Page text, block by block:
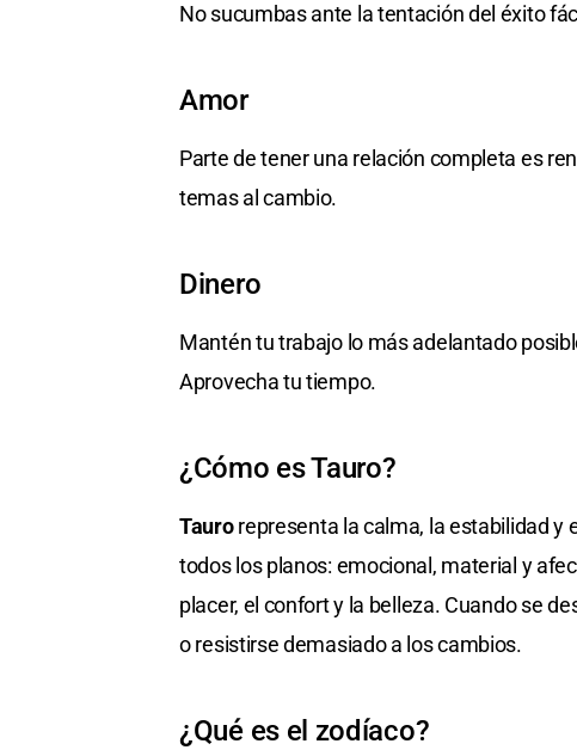
No sucumbas ante la tentación del éxito
Amor
Parte de tener una relación completa es
temas al cambio.
Dinero
Mantén tu trabajo lo más adelantado
Aprovecha tu tiempo.
¿Cómo es Tauro?
Taurorepresenta la calma, la estabilidad y
todos los planos: emocional, material y
placer, el confort y la belleza. Cuando se
o resistirse demasiado a los cambios.
¿Qué es el zodíaco?